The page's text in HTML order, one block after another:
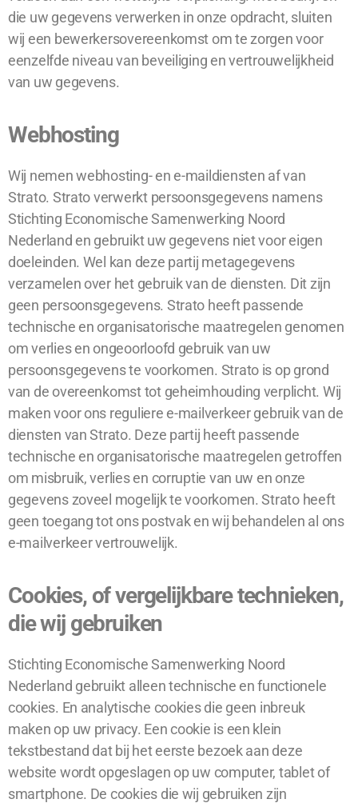
die uw gegevens verwerken in onze opdracht, sluiten
wij een bewerkersovereenkomst om te zorgen voor
eenzelfde niveau van beveiliging en vertrouwelijkheid
van uw gegevens.
Webhosting
Wij nemen webhosting- en e-maildiensten af van
Strato. Strato verwerkt persoonsgegevens namens
Stichting Economische Samenwerking Noord
Nederland en gebruikt uw gegevens niet voor eigen
doeleinden. Wel kan deze partij metagegevens
verzamelen over het gebruik van de diensten. Dit zijn
geen persoonsgegevens. Strato heeft passende
technische en organisatorische maatregelen genomen
om verlies en ongeoorloofd gebruik van uw
persoonsgegevens te voorkomen. Strato is op grond
van de overeenkomst tot geheimhouding verplicht. Wij
maken voor ons reguliere e-mailverkeer gebruik van de
diensten van Strato. Deze partij heeft passende
technische en organisatorische maatregelen getroffen
om misbruik, verlies en corruptie van uw en onze
gegevens zoveel mogelijk te voorkomen. Strato heeft
geen toegang tot ons postvak en wij behandelen al ons
e-mailverkeer vertrouwelijk.
Cookies, of vergelijkbare technieken,
die wij gebruiken
Stichting Economische Samenwerking Noord
Nederland gebruikt alleen technische en functionele
cookies. En analytische cookies die geen inbreuk
maken op uw privacy. Een cookie is een klein
tekstbestand dat bij het eerste bezoek aan deze
website wordt opgeslagen op uw computer, tablet of
smartphone. De cookies die wij gebruiken zijn